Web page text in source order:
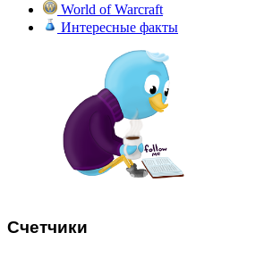
World of Warcraft
Интересные факты
Счетчики